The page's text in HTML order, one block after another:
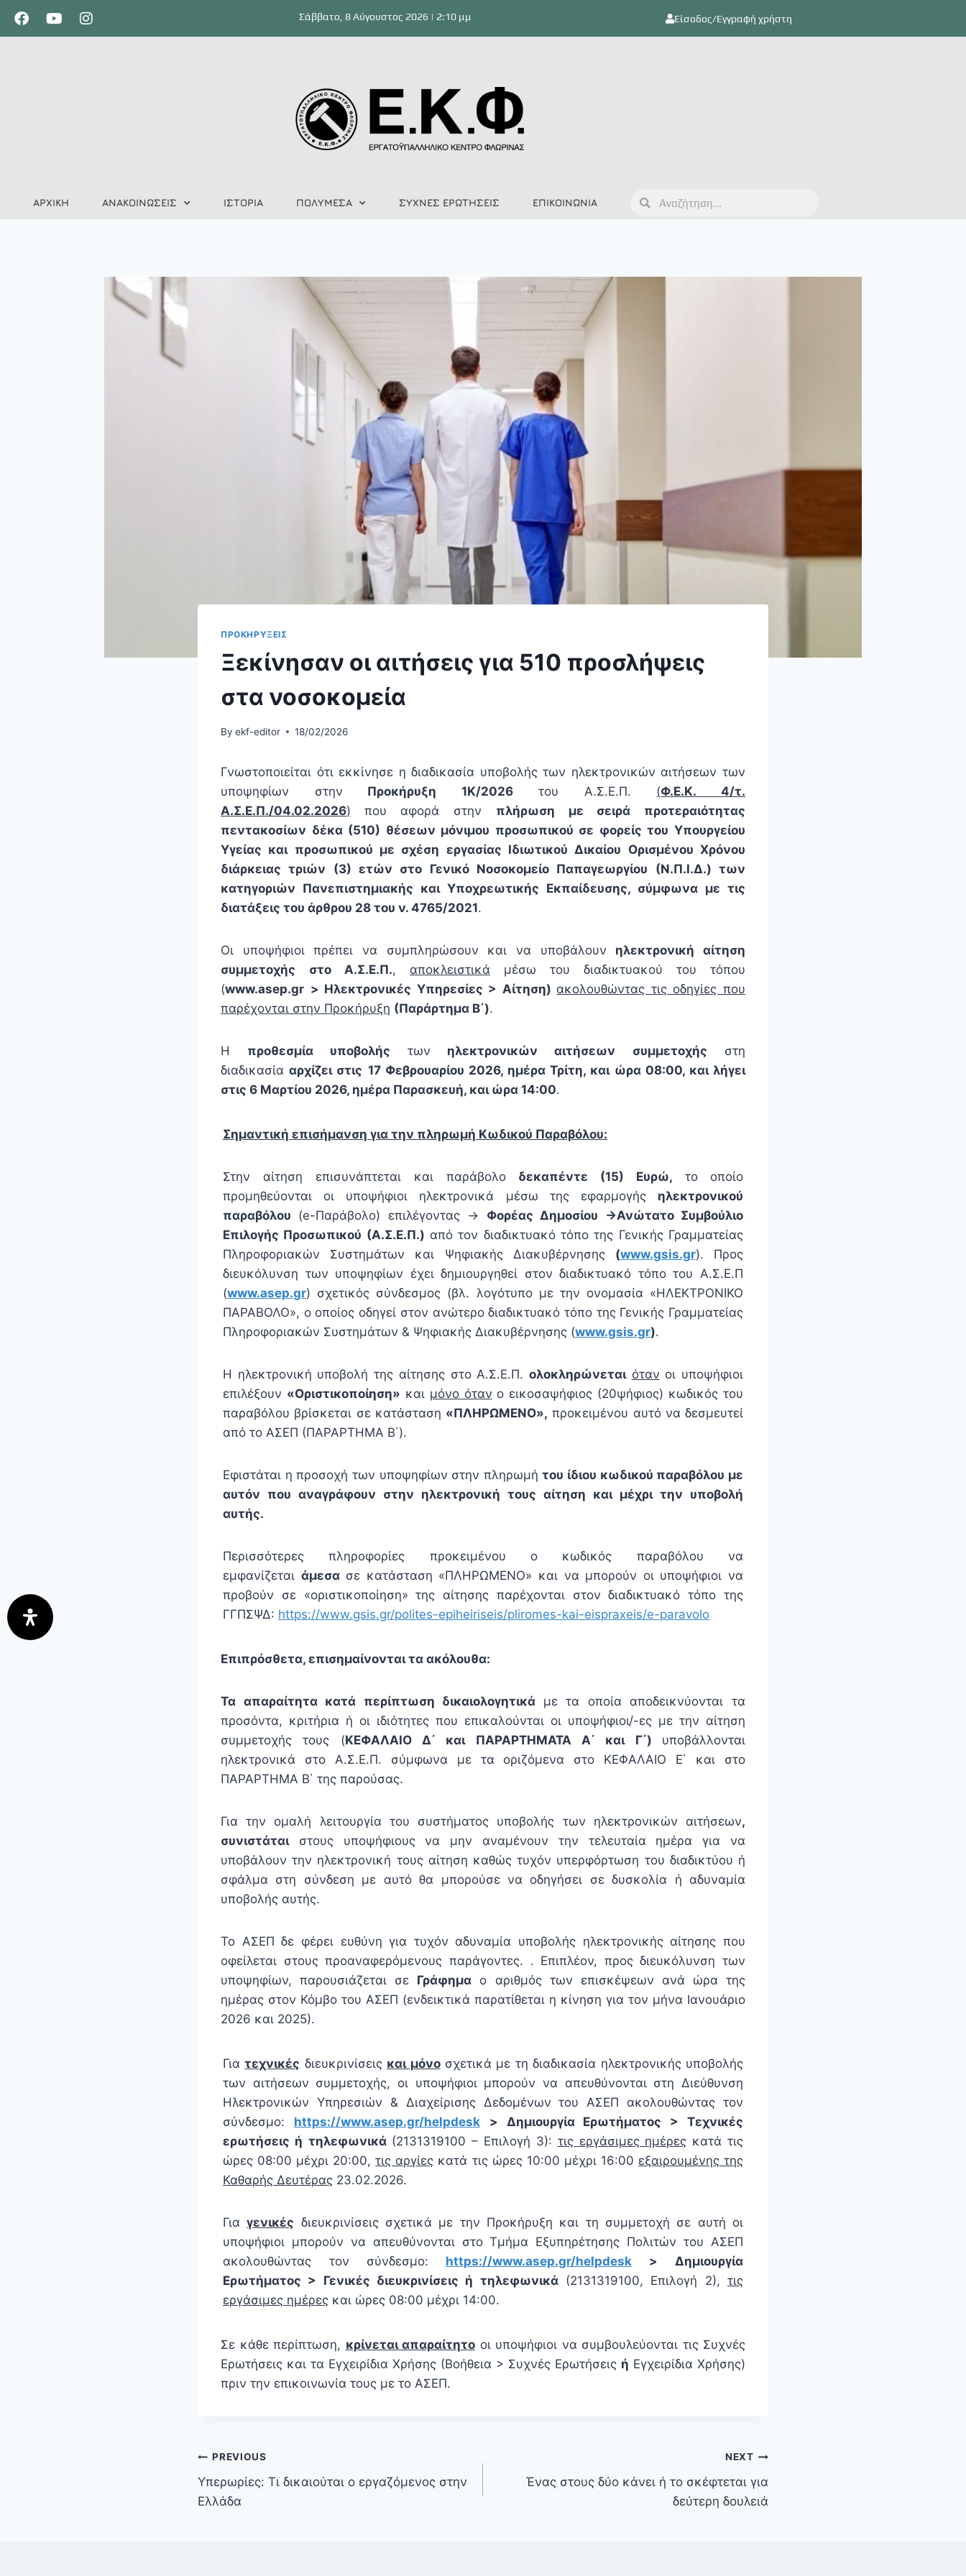
Σάββατο, 8 Αύγουστος 2026 | 2:10 μμ Είσοδος/Εγγραφή χρήστη
ΑΡΧΙΚΗ ΑΝΑΚΟΙΝΩΣΕΙΣ ΙΣΤΟΡΙΑ ΠΟΛΥΜΕΣΑ ΣΥΧΝΕΣ ΕΡΩΤΗΣΕΙΣ ΕΠΙΚΟΙΝΩΝΙΑ
ΠΡΟΚΗΡΥΞΕΙΣ
Ξεκίνησαν οι αιτήσεις για 510 προσλήψεις
στα νοσοκομεία
By ekf-editor 18/02/2026
Γνωστοποιείται ότι εκκίνησε η διαδικασία υποβολής των ηλεκτρονικών αιτήσεων των
υποψηφίων στην Προκήρυξη 1Κ/2026του Α.Σ.Ε.Π. (Φ.Ε.Κ. 4/τ.
Α.Σ.Ε.Π./04.02.2026) που αφορά στην πλήρωση με σειρά προτεραιότητας
πεντακοσίων δέκα (510) θέσεων μόνιμου προσωπικού σε φορείς του Υπουργείου
Υγείας και προσωπικού με σχέση εργασίας Ιδιωτικού Δικαίου Ορισμένου Χρόνου
διάρκειας τριών (3) ετών στο Γενικό Νοσοκομείο Παπαγεωργίου (Ν.Π.Ι.Δ.) των
κατηγοριών Πανεπιστημιακής και Υποχρεωτικής Εκπαίδευσης, σύμφωνα με τις
διατάξεις του άρθρου 28 του ν. 4765/2021.
Οι υποψήφιοι πρέπει να συμπληρώσουν και να υποβάλουν ηλεκτρονική αίτηση
συμμετοχής
στο Α.Σ.Ε.Π., αποκλειστικά μέσω του διαδικτυακού του τόπου
(www.asep.gr > Ηλεκτρονικές Υπηρεσίες > Αίτηση) ακολουθώντας τις οδηγίες που
παρέχονται στην Προκήρυξη (Παράρτημα Β΄).
Η προθεσμία υποβολής των ηλεκτρονικών αιτήσεων συμμετοχής στη
διαδικασίααρχίζει στις 17 Φεβρουαρίου 2026, ημέρα Τρίτη, και ώρα 08:00, και λήγει
στις 6 Μαρτίου 2026, ημέρα Παρασκευή, και ώρα 14:00.
Σημαντική επισήμανση για την πληρωμή Κωδικού Παραβόλου:
Στην αίτηση επισυνάπτεται και παράβολο δεκαπέντε (15) Ευρώ,το
οποίο
προμηθεύονται οι υποψήφιοι ηλεκτρονικά μέσω της εφαρμογής ηλεκτρονικού
παραβόλου (e-Παράβολο) επιλέγοντας -> Φορέας Δημοσίου ->Ανώτατο Συμβούλιο
Επιλογής Προσωπικού (Α.Σ.Ε.Π.) από τον διαδικτυακό τόπο της Γενικής Γραμματείας
Πληροφοριακών Συστημάτων και Ψηφιακής Διακυβέρνησης (www.gsis.gr). Προς
διευκόλυνση των υποψηφίων έχει δημιουργηθεί στον διαδικτυακό τόπο του Α.Σ.Ε.Π
(www.asep.gr) σχετικός σύνδεσμος (βλ. λογότυπο με την ονομασία «ΗΛΕΚΤΡΟΝΙΚΟ
ΠΑΡΑΒΟΛΟ», ο οποίος οδηγεί στον ανώτερο διαδικτυακό τόπο της Γενικής Γραμματείας
Πληροφοριακών Συστημάτων & Ψηφιακής Διακυβέρνησης (www.gsis.gr).
Η ηλεκτρονική υποβολή της αίτησης στο Α.Σ.Ε.Π. ολοκληρώνεται όταν οι υποψήφιοι
επιλέξουν «Οριστικοποίηση» και μόνο όταν ο εικοσαψήφιος (20ψήφιος) κωδικός του
παραβόλου βρίσκεται σε κατάσταση «ΠΛΗΡΩΜΕΝΟ», προκειμένου αυτό να δεσμευτεί
από το ΑΣΕΠ (ΠΑΡΑΡΤΗΜΑ Β΄).
Eφιστάται η προσοχή των υποψηφίων στην πληρωμήτου ίδιου κωδικού παραβόλου με
αυτόν που αναγράφουν στην ηλεκτρονική τους αίτηση και μέχρι την υποβολή
αυτής.
Περισσότερες πληροφορίες προκειμένου ο κωδικός παραβόλου να
εμφανίζεται άμεσα σε κατάσταση «ΠΛΗΡΩΜΕΝΟ» και να μπορούν οι υποψήφιοι να
προβούν σε «οριστικοποίηση» της αίτησης παρέχονται στον διαδικτυακό τόπο της
ΓΓΠΣΨΔ: https://www.gsis.gr/polites-epiheiriseis/pliromes-kai-eispraxeis/e-paravolo
Επιπρόσθετα, επισημαίνονται τα ακόλουθα:
Τα απαραίτητα κατά περίπτωση δικαιολογητικά με τα οποία αποδεικνύονται τα
προσόντα, κριτήρια ή οι ιδιότητες που επικαλούνται οι υποψήφιοι/-ες με την αίτηση
συμμετοχής τους (ΚΕΦΑΛΑΙΟ Δ΄ και ΠΑΡΑΡΤΗΜΑΤΑ Α΄ και Γ΄) υποβάλλονται
ηλεκτρονικά στο Α.Σ.Ε.Π. σύμφωνα με τα οριζόμενα στο ΚΕΦΑΛΑΙΟ Ε΄ και στο
ΠΑΡΑΡΤΗΜΑ Β΄ της παρούσας.
Για την ομαλή λειτουργία του συστήματος υποβολής των ηλεκτρονικών αιτήσεων,
συνιστάταιστους υποψήφιους να μην αναμένουν την τελευταία ημέρα για να
υποβάλουν την ηλεκτρονική τους αίτηση καθώς τυχόν υπερφόρτωση του διαδικτύου ή
σφάλμα στη σύνδεση με αυτό θα μπορούσε να οδηγήσει σε δυσκολία ή αδυναμία
υποβολής αυτής.
Το ΑΣΕΠ δε φέρει ευθύνη για τυχόν αδυναμία υποβολής ηλεκτρονικής αίτησης που
οφείλεται στους προαναφερόμενους παράγοντες. . Επιπλέον, προς διευκόλυνση των
υποψηφίων, παρουσιάζεται σε Γράφημα ο αριθμός των επισκέψεων ανά ώρα της
ημέρας στον Κόμβο του ΑΣΕΠ (ενδεικτικά παρατίθεται η κίνηση για τον μήνα Ιανουάριο
2026 και 2025).
Γιατεχνικές διευκρινίσεις και μόνοσχετικά με τη διαδικασία ηλεκτρονικής υποβολής
των αιτήσεων συμμετοχής, οι υποψήφιοι μπορούν να απευθύνονται στη Διεύθυνση
Ηλεκτρονικών Υπηρεσιών & Διαχείρισης Δεδομένων του ΑΣΕΠ ακολουθώντας τον
σύνδεσμο: https://www.asep.gr/helpdesk
> Δημιουργία Ερωτήματος > Τεχνικές
ερωτήσεις ή τηλεφωνικά (2131319100 – Επιλογή 3): τις εργάσιμες ημέρες κατά τις
ώρες 08:00 μέχρι 20:00,τις αργίες κατά τις ώρες 10:00 μέχρι 16:00 εξαιρουμένης της
Καθαρής Δευτέρας 23.02.2026.
Γιαγενικές διευκρινίσεις σχετικά με την Προκήρυξη και τη συμμετοχή σε αυτή οι
υποψήφιοι μπορούν να απευθύνονται στο Τμήμα Εξυπηρέτησης Πολιτών του ΑΣΕΠ
ακολουθώντας τον σύνδεσμο:
https://www.asep.gr/helpdesk
> Δημιουργία
Ερωτήματος > Γενικές διευκρινίσεις ή τηλεφωνικά (2131319100, Επιλογή 2),τις
εργάσιμες ημέρες και ώρες 08:00 μέχρι 14:00.
Σε κάθε περίπτωση, κρίνεται απαραίτητο οι υποψήφιοι να συμβουλεύονται τις Συχνές
Ερωτήσεις και τα Εγχειρίδια Χρήσης (Βοήθεια > Συχνές Ερωτήσεις ή Εγχειρίδια Χρήσης)
πριν την επικοινωνία τους με το ΑΣΕΠ.
PREVIOUS
Υπερωρίες: Τι δικαιούται ο εργαζόμενος στην
Ελλάδα
NEXT
Ένας στους δύο κάνει ή το σκέφτεται για
δεύτερη δουλειά